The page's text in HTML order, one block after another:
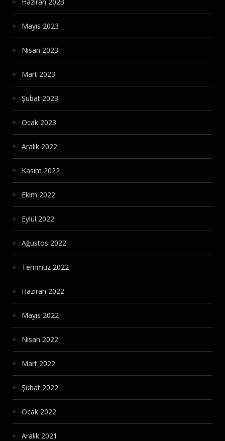
Mayıs 2023
Nisan 2023
Mart 2023
Şubat 2023
Ocak 2023
Aralık 2022
Kasım 2022
Ekim 2022
Eylül 2022
Ağustos 2022
Temmuz 2022
Haziran 2022
Mayıs 2022
Nisan 2022
Mart 2022
Şubat 2022
Ocak 2022
Aralık 2021